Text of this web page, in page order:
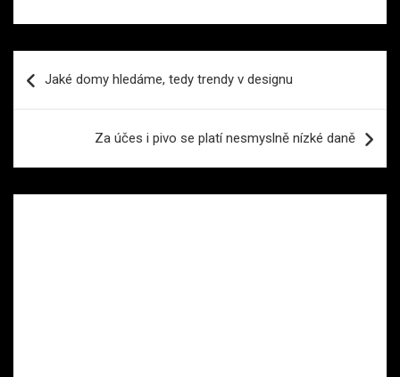
proJaké domy hledáme, tedy trendy v designu
Za účes i pivo se platí nesmyslně nízké daně